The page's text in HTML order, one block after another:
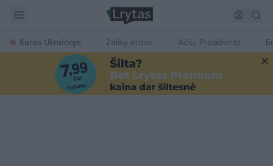
Karas Ukrainoje Žalioji erdvė Ačiū, Prezidente